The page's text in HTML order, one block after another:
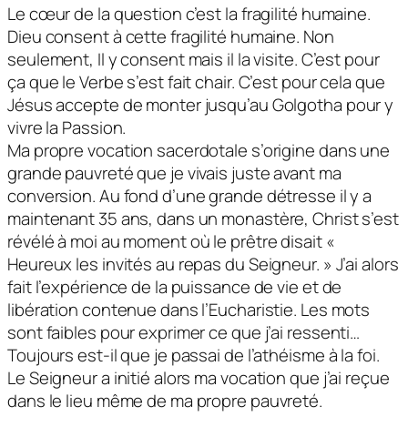
Le cœur de la question c’est la fragilité humaine.
Dieu consent à cette fragilité humaine. Non
seulement, Il y consent mais il la visite. C’est pour
ça que le Verbe s’est fait chair. C’est pour cela que
Jésus accepte de monter jusqu’au Golgotha pour y
vivre la Passion.
Ma propre vocation sacerdotale s’origine dans une
grande pauvreté que je vivais juste avant ma
conversion. Au fond d’une grande détresse il y a
maintenant 35 ans, dans un monastère, Christ s’est
révélé à moi au moment où le prêtre disait «
Heureux les invités au repas du Seigneur. » J’ai alors
fait l’expérience de la puissance de vie et de
libération contenue dans l’Eucharistie. Les mots
sont faibles pour exprimer ce que j’ai ressenti…
Toujours est-il que je passai de l’athéisme à la foi.
Le Seigneur a initié alors ma vocation que j’ai reçue
dans le lieu même de ma propre pauvreté.